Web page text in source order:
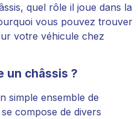
quel rôle il joue dans la
vous pouvez trouver
votre véhicule chez
un châssis ?
simple ensemble de
compose de divers